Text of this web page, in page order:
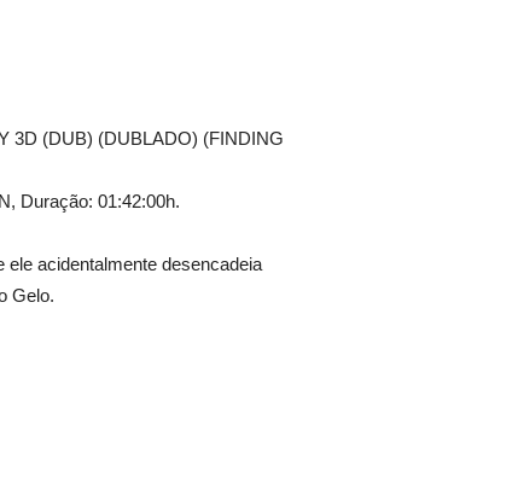
3D (DUB) (DUBLADO) (FINDING
Duração: 01:42:00h.
ele acidentalmente desencadeia
Gelo.